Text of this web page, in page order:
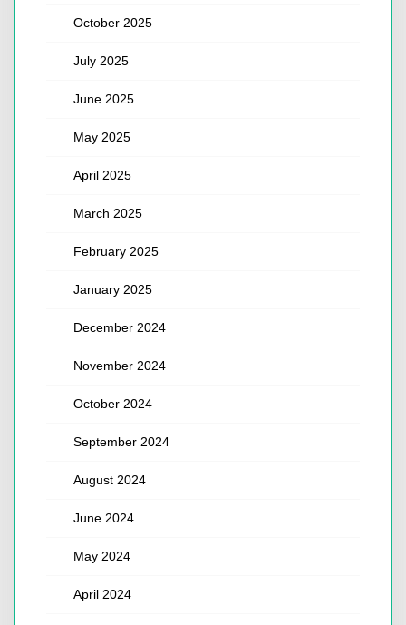
October 2025
July 2025
June 2025
May 2025
April 2025
March 2025
February 2025
January 2025
December 2024
November 2024
October 2024
September 2024
August 2024
June 2024
May 2024
April 2024